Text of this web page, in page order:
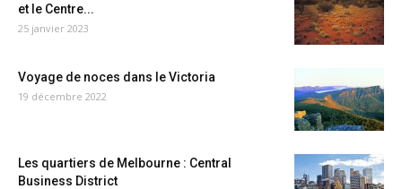
et le Centre...
25 janvier 2023
Voyage de noces dans le Victoria
19 décembre 2022
Les quartiers de Melbourne : Central
Business District